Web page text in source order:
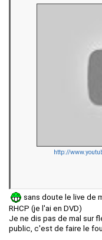
http://
sans doute le live de
RHCP (je l'ai en DVD)
Je ne dis pas de mal sur
public, c'est de faire le